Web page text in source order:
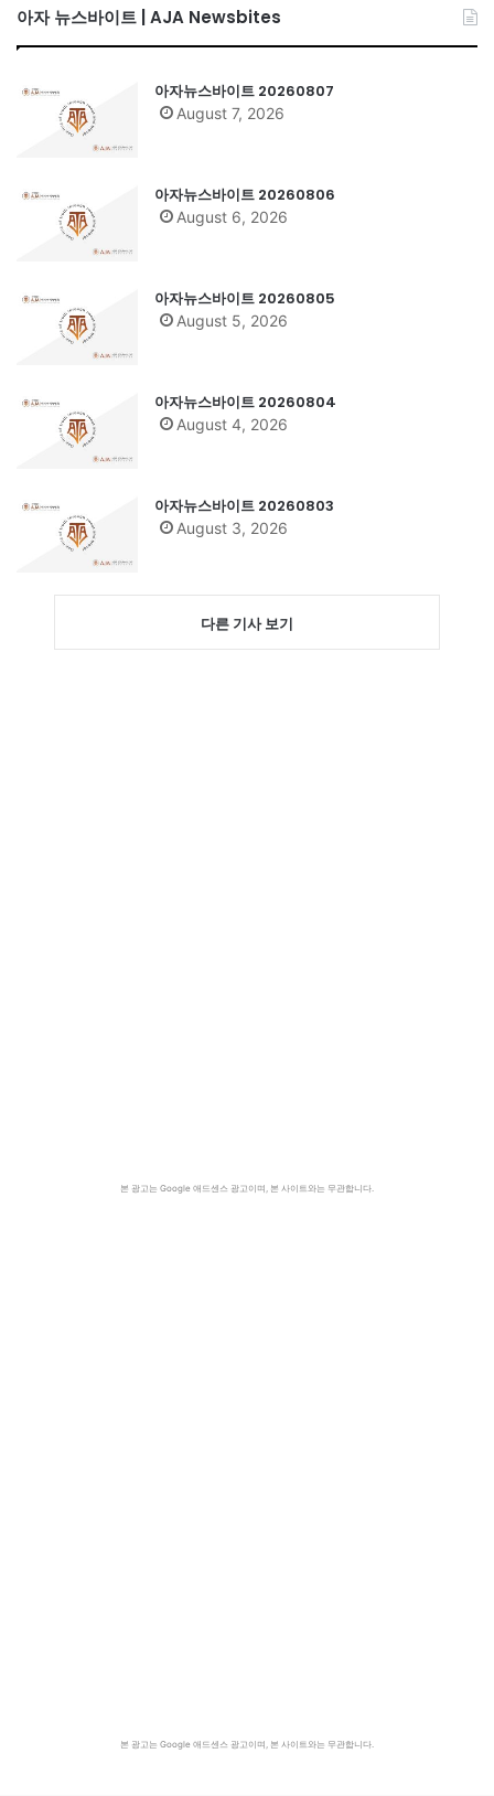
아자 뉴스바이트 | AJA Newsbites
아자뉴스바이트 20260807
August 7, 2026
아자뉴스바이트 20260806
August 6, 2026
아자뉴스바이트 20260805
August 5, 2026
아자뉴스바이트 20260804
August 4, 2026
아자뉴스바이트 20260803
August 3, 2026
다른 기사 보기
본 광고는 Google 애드센스 광고이며, 본 사이트와는 무관합니다.
본 광고는 Google 애드센스 광고이며, 본 사이트와는 무관합니다.